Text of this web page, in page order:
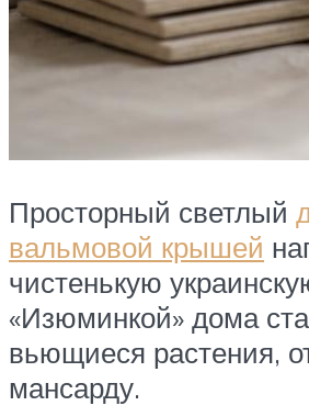
Просторный светлый
вальмовой крышей
чистенькую
«Изюминкой» дома
вьющиеся растения,
мансарду.